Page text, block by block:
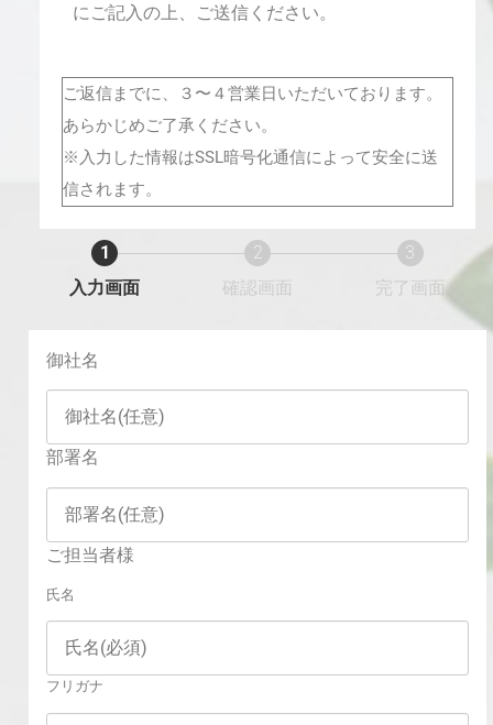
にご記入の上、ご送信ください。
ご返信までに、３〜４営業日いただいております。
あらかじめご了承ください。
※入力した情報はSSL暗号化通信によって安全に送
信されます。
1
入力画面
2
確認画面
3
完了画面
御社名
部署名
ご担当者様
氏名
フリガナ